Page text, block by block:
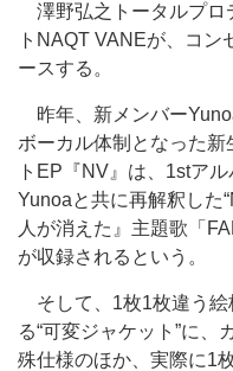
澤野弘之トータルプロ
トNAQT VANEが、コン
ースする。
昨年、新メンバー
ボーカル体制となった
トEP『NV』は、1stア
Yunoaと共に再解釈した
人が消えた』主題歌「
が収録されるという。
そして、1枚1枚違う絵
る“可変ジャケット”に
殊仕様のほか、実際に1